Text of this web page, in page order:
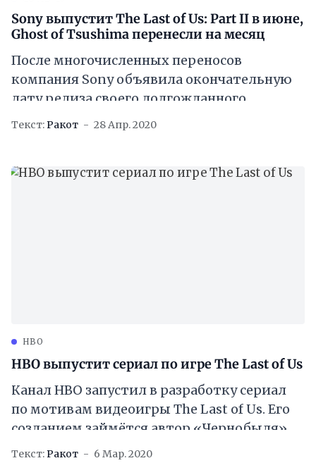
Sony выпустит The Last of Us: Part II в июне,
Ghost of Tsushima перенесли на месяц
После многочисленных переносов
компания Sony объявила окончательную
дату релиза своего долгожданного
эксклюзива The Last of Us Part II. Игра
Текст: Ракот 28 Апр. 2020
HBO
HBO выпустит сериал по игре The Last of Us
Канал HBO запустил в разработку сериал
по мотивам видеоигры The Last of Us. Его
созданием займётся автор «Чернобыля»
Крейг Мейзин при полной поддержке Sony.
Текст:Ракот 6 Мар. 2020